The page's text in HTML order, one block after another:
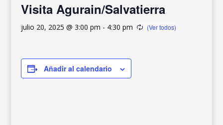
Visita Agurain/Salvatierra
julio 20, 2025 @ 3:00 pm - 4:30 pm
Añadir al calendario